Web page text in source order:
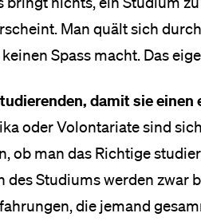
Man quält sich
Spass macht. Das
damit sie
oder Volontariate sind
ob man das Richtige
des Studiums werden zwar
die jemand